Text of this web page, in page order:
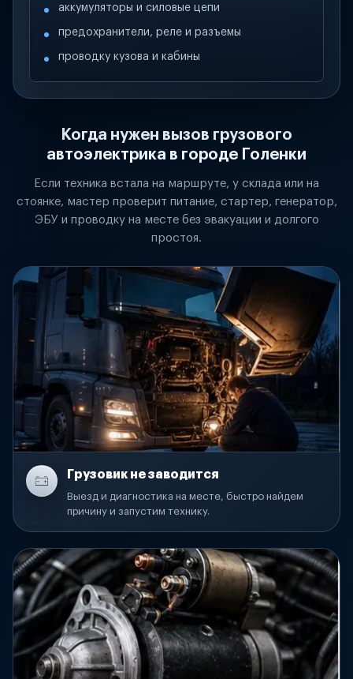
аккумуляторы и силовые цепи
предохранители, реле и разъемы
проводку кузова и кабины
Когда нужен вызов грузового
автоэлектрика в городе Голенки
Если техника встала на маршруте, у склада или на
стоянке, мастер проверит питание, стартер, генератор,
ЭБУ и проводку на месте без эвакуации и долгого
простоя.
Грузовик не заводится
Выезд и диагностика на месте, быстро найдем
причину и запустим технику.